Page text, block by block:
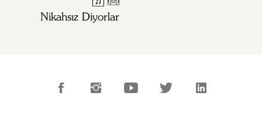
Nikahsız Diyorlar